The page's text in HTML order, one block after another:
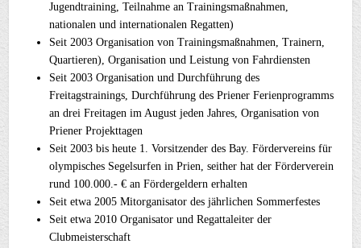
Jugendtraining, Teilnahme an Trainingsmaßnahmen,
nationalen und internationalen Regatten)
Seit 2003 Organisation von Trainingsmaßnahmen, Trainern,
Quartieren), Organisation und Leistung von Fahrdiensten
Seit 2003 Organisation und Durchführung des
Freitagstrainings, Durchführung des Priener Ferienprogramms
an drei Freitagen im August jeden Jahres, Organisation von
Priener Projekttagen
Seit 2003 bis heute 1. Vorsitzender des Bay. Fördervereins für
olympisches Segelsurfen in Prien, seither hat der Förderverein
rund 100.000.- € an Fördergeldern erhalten
Seit etwa 2005 Mitorganisator des jährlichen Sommerfestes
Seit etwa 2010 Organisator und Regattaleiter der
Clubmeisterschaft